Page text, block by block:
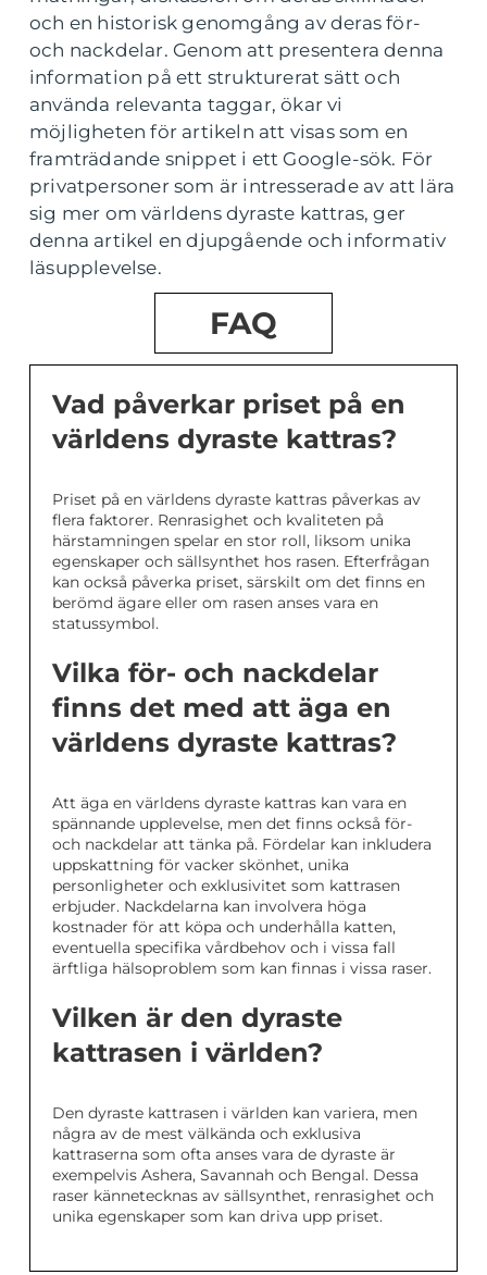
och en historisk genomgång av deras för-
och nackdelar. Genom att presentera denna
information på ett strukturerat sätt och
använda relevanta taggar, ökar vi
möjligheten för artikeln att visas som en
framträdande snippet i ett Google-sök. För
privatpersoner som är intresserade av att lära
sig mer om världens dyraste kattras, ger
denna artikel en djupgående och informativ
läsupplevelse.
FAQ
Vad påverkar priset på en
världens dyraste kattras?
Priset på en världens dyraste kattras påverkas av
flera faktorer. Renrasighet och kvaliteten på
härstamningen spelar en stor roll, liksom unika
egenskaper och sällsynthet hos rasen. Efterfrågan
kan också påverka priset, särskilt om det finns en
berömd ägare eller om rasen anses vara en
statussymbol.
Vilka för- och nackdelar
finns det med att äga en
världens dyraste kattras?
Att äga en världens dyraste kattras kan vara en
spännande upplevelse, men det finns också för-
och nackdelar att tänka på. Fördelar kan inkludera
uppskattning för vacker skönhet, unika
personligheter och exklusivitet som kattrasen
erbjuder. Nackdelarna kan involvera höga
kostnader för att köpa och underhålla katten,
eventuella specifika vårdbehov och i vissa fall
ärftliga hälsoproblem som kan finnas i vissa raser.
Vilken är den dyraste
kattrasen i världen?
Den dyraste kattrasen i världen kan variera, men
några av de mest välkända och exklusiva
kattraserna som ofta anses vara de dyraste är
exempelvis Ashera, Savannah och Bengal. Dessa
raser kännetecknas av sällsynthet, renrasighet och
unika egenskaper som kan driva upp priset.